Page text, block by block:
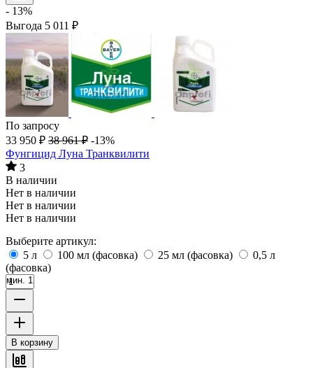
- 13%
Выгода 5 011 ₽
По запросу
33 950 ₽ 38 961 ₽ -13%
Фунгицид Луна Транквилити
3
В наличии
Нет в наличии
Нет в наличии
Нет в наличии
Выберите артикул:
5 л
100 мл (фасовка) 25 мл (фасовка)
0,5 л
(фасовка)
мин. 1
В корзину